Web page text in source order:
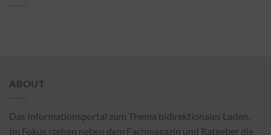
ABOUT
Das Informationsportal zum Thema bidirektionales Laden.
Im Fokus stehen neben dem Fachmagazin und Ratgeber die